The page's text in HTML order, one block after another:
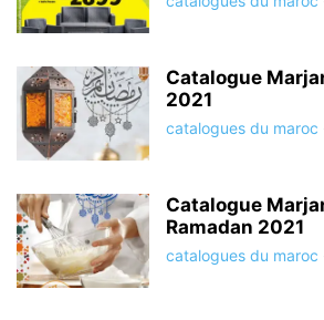
Catalogue
2021
catalogues du maroc
Catalogue
Ramadan 2021
catalogues du maroc